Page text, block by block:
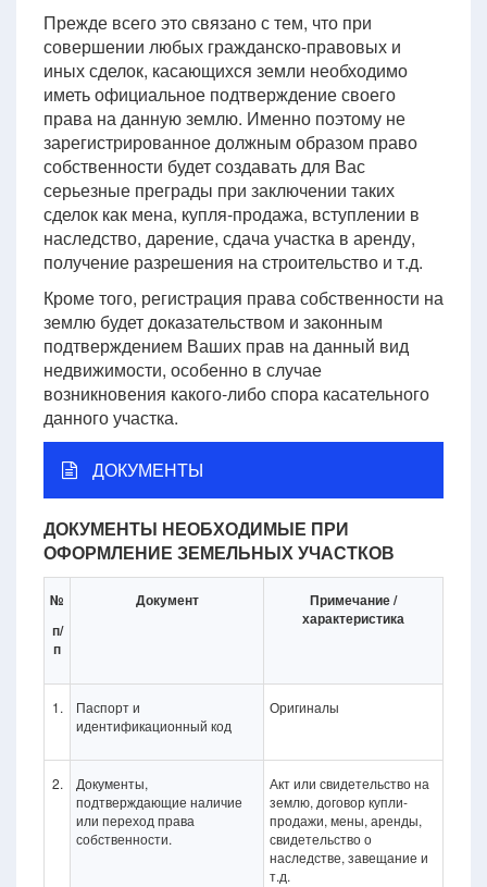
Прежде всего это связано с тем, что при
совершении любых гражданско-правовых и
иных сделок, касающихся земли необходимо
иметь официальное подтверждение своего
права на данную землю. Именно поэтому не
зарегистрированное должным образом право
собственности будет создавать для Вас
серьезные преграды при заключении таких
сделок как мена, купля-продажа, вступлении в
наследство, дарение, сдача участка в аренду,
получение разрешения на строительство и т.д.
Кроме того, регистрация права собственности на
землю будет доказательством и законным
подтверждением Ваших прав на данный вид
недвижимости, особенно в случае
возникновения какого-либо спора касательного
данного участка.
ДОКУМЕНТЫ
ДОКУМЕНТЫ НЕОБХОДИМЫЕ ПРИ
ОФОРМЛЕНИЕ ЗЕМЕЛЬНЫХ УЧАСТКОВ
№
п/
п
Документ
Примечание /
характеристика
1.
Паспорт и
идентификационный код
Оригиналы
2.
Документы,
подтверждающие наличие
или переход права
собственности.
Акт или свидетельство на
землю, договор купли-
продажи, мены, аренды,
свидетельство о
наследстве, завещание и
т.д.